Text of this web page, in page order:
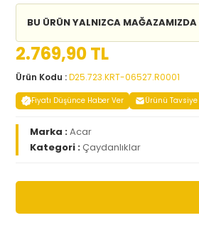
BU ÜRÜN YALNIZCA
2.769,90 TL
Ürün Kodu :D25.723.KRT-06527.R0001
Fiyatı Düşünce Haber Ver Ürünü Tavsiye
Marka :Acar
Kategori :Çaydanlıklar